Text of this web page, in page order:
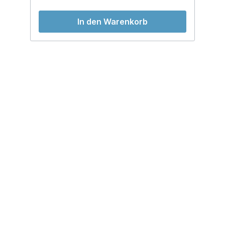
In den Warenkorb